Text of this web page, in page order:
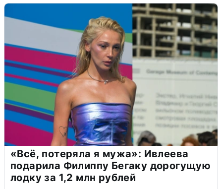
«Всё, потеряла я мужа»: Ивлеева
подарила Филиппу Бегаку дорогущую
лодку за 1,2 млн рублей